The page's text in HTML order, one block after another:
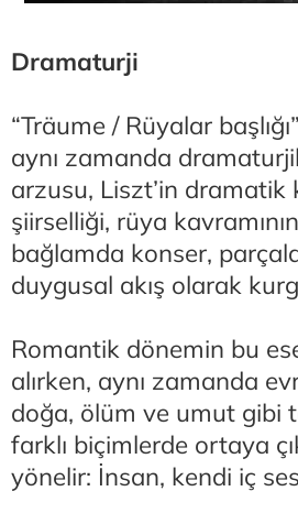
Dramaturji
“Träume / Rüyalar
aynı zamanda
arzusu, Liszt’in dramatik
şiirselliği, rüya
bağlamda konser,
duygusal akış olarak
Romantik dönemin bu
alırken, aynı zamanda
doğa, ölüm ve umut gibi
farklı biçimlerde ortaya
yönelir: İnsan, kendi iç